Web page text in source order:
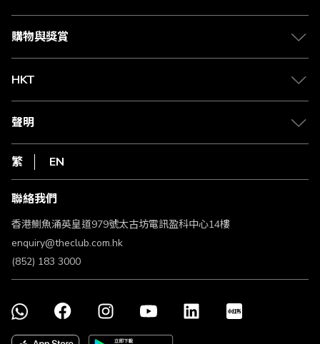
媒體中心
會籍及專屬禮遇
賺取積分
購物與獎賞
物流與配送
Club Shopping 商品領取站
常見問題
HKT
csl.
1010
HKT
聲明
私隱聲明
使用條款
條款及細則
不歧視及不騷擾聲明
認可牌照及通告
繁 EN
聯絡我們
香港鰂魚涌英皇道979號太古坊電訊盈科中心14樓
enquiry@theclub.com.hk
(852) 183 3000